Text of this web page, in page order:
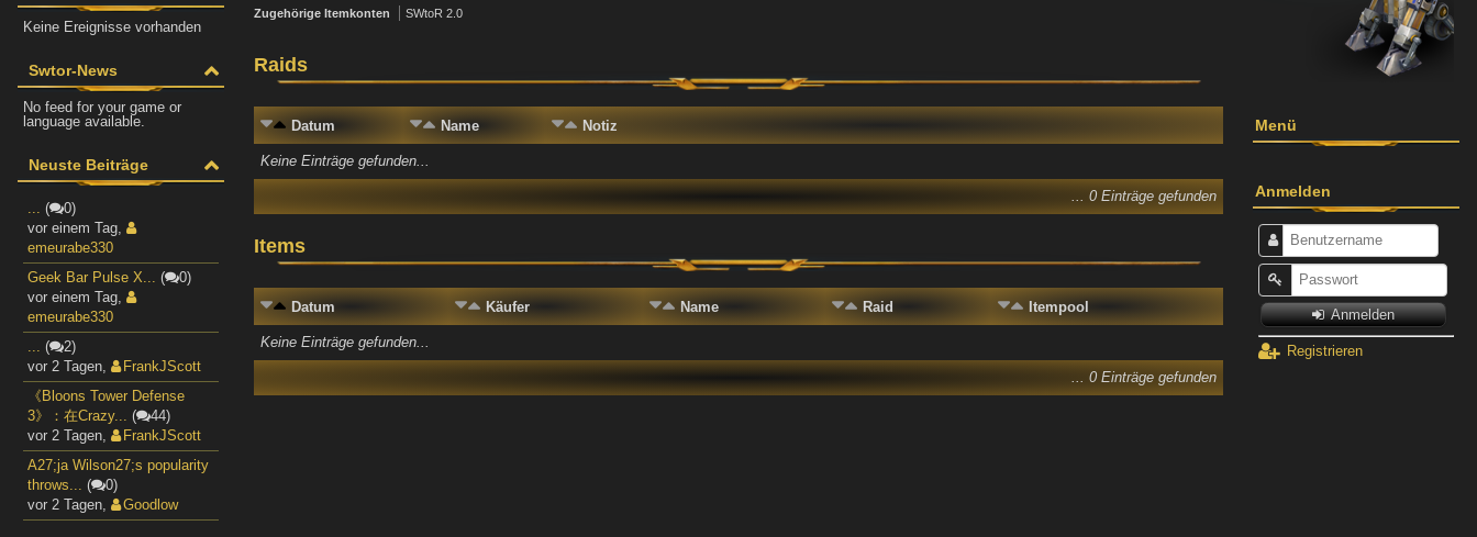
Keine Ereignisse vorhanden
Swtor-News
No feed for your game or
language available.
Neuste Beiträge
... (
0)
vor einem Tag,
emeurabe330
Geek Bar Pulse X... (
0)
vor einem Tag,
emeurabe330
... (
2)
vor 2 Tagen,
FrankJScott
《Bloons Tower Defense
3》：在Crazy... (
44)
vor 2 Tagen,
FrankJScott
A27;ja Wilson27;s popularity
throws... (
0)
vor 2 Tagen, Goodlow
Zugehörige Itemkonten SWtoR 2.0
Raids
Datum Name Notiz
Keine Einträge gefunden...
... 0 Einträge gefunden
Items
Datum Käufer Name Raid Itempool
Keine Einträge gefunden...
... 0 Einträge gefunden
Menü
Anmelden
Anmelden
Registrieren